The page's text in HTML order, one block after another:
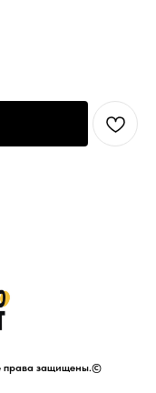
права защищены.©